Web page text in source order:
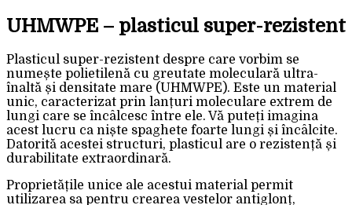
UHMWPE – plasticul super-rezistent
Plasticul super-rezistent despre care vorbim se
numește polietilenă cu greutate moleculară ultra-
înaltă și densitate mare (UHMWPE). Este un material
unic, caracterizat prin lanțuri moleculare extrem de
lungi care se încâlcesc între ele. Vă puteți imagina
acest lucru ca niște spaghete foarte lungi și încâlcite.
Datorită acestei structuri, plasticul are o rezistență și
durabilitate extraordinară.
Proprietățile unice ale acestui material permit
utilizarea sa pentru crearea vestelor antiglonț,